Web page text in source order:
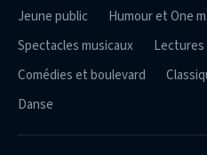
Jeune public
Humour et One
Spectacles musicaux
Lectures
Comédies et boulevard
Danse